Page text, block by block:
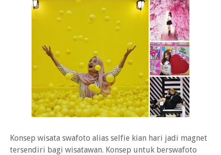
Konsep wisata swafoto alias selfie kian hari jadi magnet
tersendiri bagi wisatawan. Konsep untuk berswafoto